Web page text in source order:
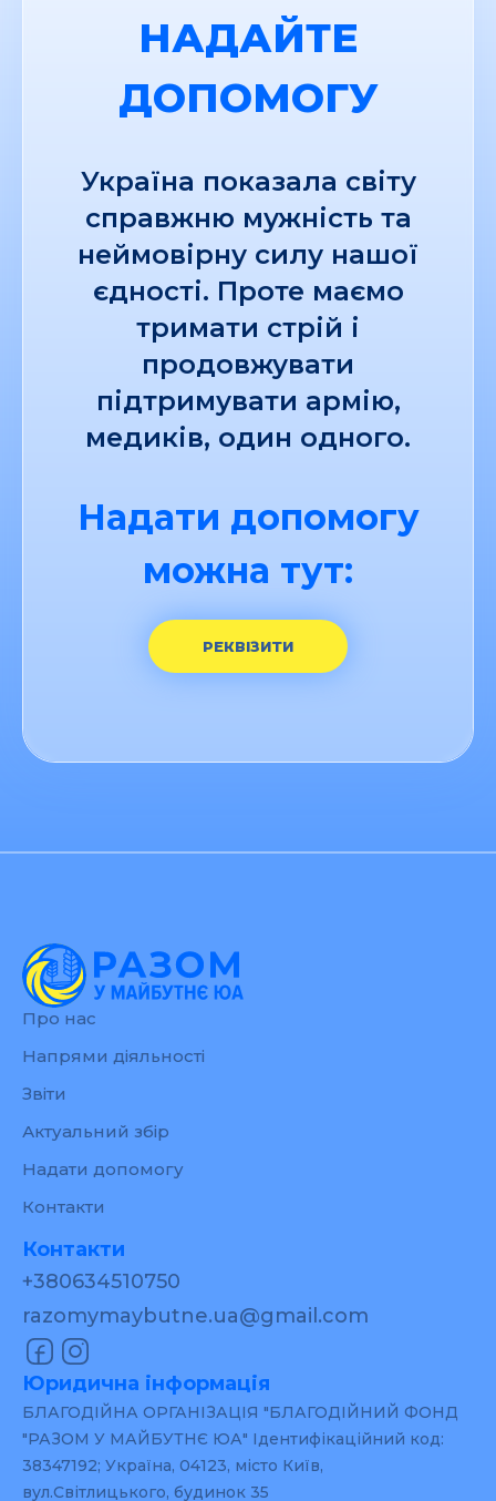
НАДАЙТЕ
ДОПОМОГУ
Україна показала світу
справжню мужність та
неймовірну силу нашої
єдності. Проте маємо
тримати стрій і
продовжувати
підтримувати армію,
медиків, один одного.
Надати допомогу
можна тут:
РЕКВІЗИТИ
Про нас
Напрями діяльності
Звіти
Актуальний збір
Надати допомогу
Контакти
Контакти
+380634510750
razomymaybutne.ua@gmail.com
Юридична інформація
БЛАГОДІЙНА ОРГАНІЗАЦІЯ "БЛАГОДІЙНИЙ ФОНД
"РАЗОМ У МАЙБУТНЄ ЮА" Ідентифікаційний код:
38347192; Україна, 04123, місто Київ,
вул.Світлицького, будинок 35